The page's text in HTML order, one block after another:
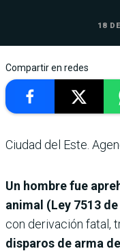
18
Compartir en redes
Ciudad del Este.
Un hombre fue
animal (Ley 7513
con derivación fatal,
disparos de arma